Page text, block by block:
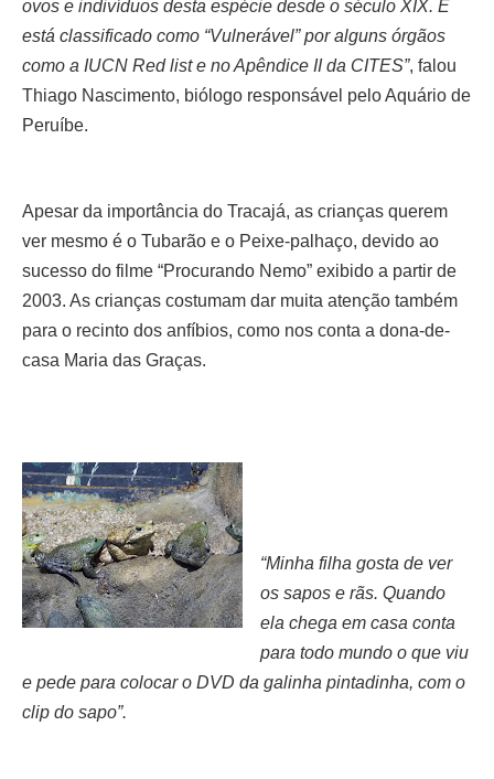
ovos e indivíduos desta espécie desde o século XIX. E
está classificado como “Vulnerável” por alguns órgãos
como a IUCN Red list e no Apêndice II da CITES”, falou
Thiago Nascimento, biólogo responsável pelo Aquário de
Peruíbe.
Apesar da importância do Tracajá, as crianças querem
ver mesmo é o Tubarão e o Peixe-palhaço, devido ao
sucesso do filme “Procurando Nemo” exibido a partir de
2003. As crianças costumam dar muita atenção também
para o recinto dos anfíbios, como nos conta a dona-de-
casa Maria das Graças.
“Minha filha gosta de ver
os sapos e rãs. Quando
ela chega em casa conta
para todo mundo o que viu
e pede para colocar o DVD da galinha pintadinha, com o
clip do sapo”.